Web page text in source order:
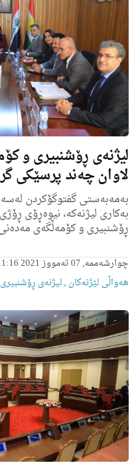
لیژنه‌ی ڕۆشنبیری و
لاوان چه‌ند پرسێكی
به‌مه‌به‌ستی گفتوگۆكردن
ڕۆشنبیری و كۆمه‌ڵگه‌ی
چوارشەممە, 07 تەمووز 2021 11:16
هه‌واڵى لێژنه‌كان,لیژنه‌ى